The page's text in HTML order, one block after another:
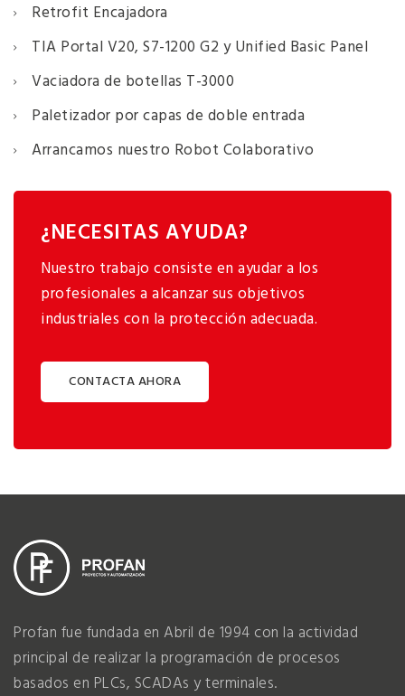
Retrofit Encajadora
TIA Portal V20, S7-1200 G2 y Unified Basic Panel
Vaciadora de botellas T-3000
Paletizador por capas de doble entrada
Arrancamos nuestro Robot Colaborativo
¿NECESITAS AYUDA?
Nuestro trabajo consiste en ayudar a los
profesionales a alcanzar sus objetivos
industriales con la protección adecuada.
CONTACTA AHORA
Profan fue fundada en Abril de 1994 con la actividad
principal de realizar la programación de procesos
basados en PLCs, SCADAs y terminales.